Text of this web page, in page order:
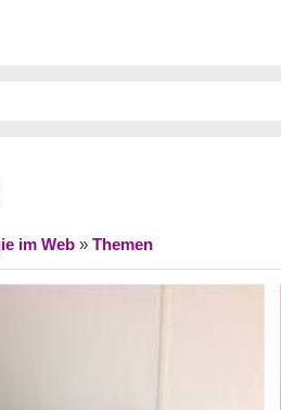
im Web » Themen